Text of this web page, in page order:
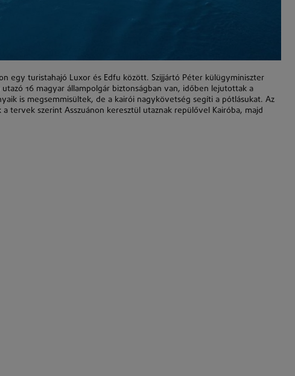
egy turistahajó Luxor és Edfu között. Szijjártó Péter külügyminiszter
16 magyar állampolgár biztonságban van, időben lejutottak a
is megsemmisültek, de a kairói nagykövetség segíti a pótlásukat. Az
tervek szerint Asszuánon keresztül utaznak repülővel Kairóba, majd